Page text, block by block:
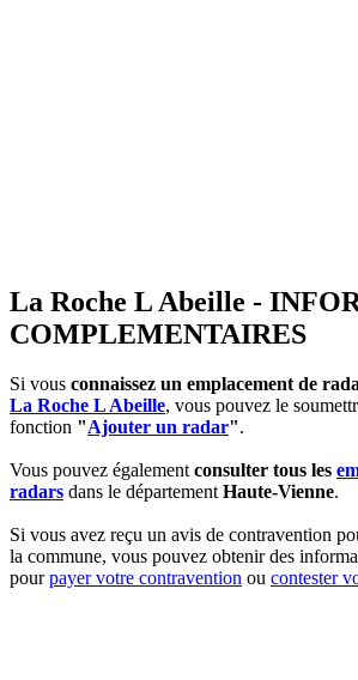
La Roche L Abeille -
COMPLEMENTAIRES
Si vous connaissez un emplacement de
La Roche L Abeille, vous pouvez le
fonction "Ajouter un radar".
Vous pouvez égalementconsulter tous les
radars dans le départementHaute-Vienne.
Si vous avez reçu un avis de contravention
la commune, vous pouvez obtenir des
pourpayer votre contravention ou contester